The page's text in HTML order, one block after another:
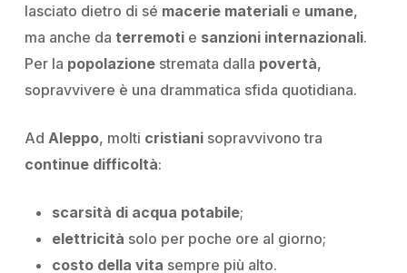
lasciato dietro di sé macerie materiali e umane,
ma anche daterremoti e sanzioni internazionali.
Per la popolazione stremata dalla povertà,
sopravvivere è una drammatica sfida quotidiana.
Ad Aleppo, molti cristiani sopravvivono tra
continue difficoltà:
scarsità di acqua potabile;
elettricità solo per poche ore al giorno;
costo della vita sempre più alto.